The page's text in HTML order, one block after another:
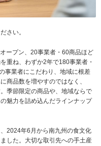
さい。
ープン、20事業者・60商品ほど
重ね、わずか2年で180事業者・
事業者にこだわり、地域に根差
商品数を増やすのではなく、
季節限定の商品や、地域ならで
魅力を詰め込んだラインナップ
2024年6月から南九州の食文化
した。大切な取引先への手土産